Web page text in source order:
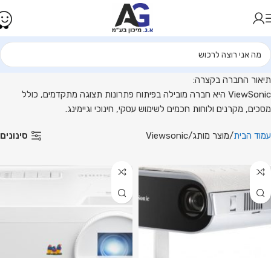
מחשב,
ופתרונות
תצוגה
מבית
ViewSonic
|
מיכון
תיאור החברה בקצרה:
ViewSonic היא חברה מובילה בפיתוח פתרונות תצוגה מתקדמים, כולל
מסכים, מקרנים ולוחות חכמים לשימוש עסקי, חינוכי וגיימינג.
עמוד הבית מוצר מותג Viewsonic סינונים